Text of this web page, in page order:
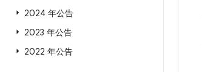
2024 年公告
2023 年公告
2022 年公告